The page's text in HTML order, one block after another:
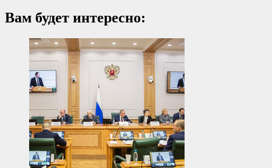
Вам будет интересно: